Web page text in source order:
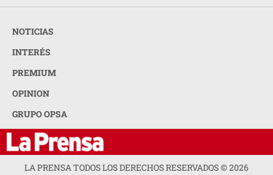
NOTICIAS
INTERÉS
PREMIUM
OPINION
GRUPO OPSA
LA PRENSA TODOS LOS DERECHOS RESERVADOS ©2026